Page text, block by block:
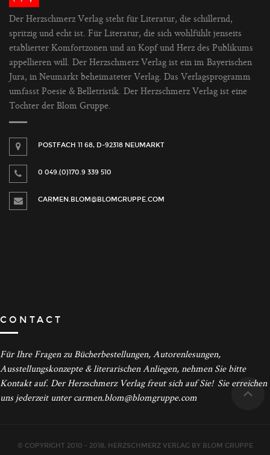
Der Herzschmerz Verlag steht für Literatur, die schillernd,
spritzig und echt ist. Für Literatur, die sich wohlfühlt jenseits
etablierter Komfortzonen und an Kopf und Herz des Publikums
appellieren will. Der Herzschmerz Verlag ist ein im Bayerischen
Jura, in Neumarkt beheimateter Verlag. Das Verlagsprogramm
umfasst Poesie & Belletristik. Der Herzschmerz Verlag ist eine
Tochter der Blom Gruppe.
POSTFACH 11 68, D-92318 NEUMARKT
0 049.(0)170.9 339 510
CARMEN.BLOM@BLOMGRUPPE.COM
CONTACT
Für Ihre Fragen zu Bücherbestellungen, Autorenlesungen,
Ausstellungskonzepte & literarischen Anliegen, nehmen Sie bitte
Kontakt auf. Der Herzschmerz Verlag freut sich auf Sie! Sie erreichen
uns jederzeit unter carmen.blom@blomgruppe.com
© COPYRIGHT 2010 - 2018, HERZSCHMERZ VERLAG BY BLOM GRUPPE